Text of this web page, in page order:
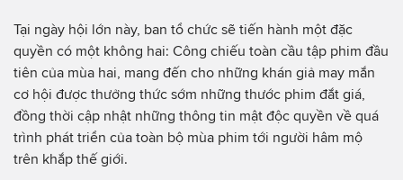
Tại ngày hội lớn này, ban tổ chức sẽ tiến hành một đặc
quyền có một không hai: Công chiếu toàn cầu tập phim đầu
tiên của mùa hai, mang đến cho những khán giả may mắn
cơ hội được thưởng thức sớm những thước phim đắt giá,
đồng thời cập nhật những thông tin mật độc quyền về quá
trình phát triển của toàn bộ mùa phim tới người hâm mộ
trên khắp thế giới.